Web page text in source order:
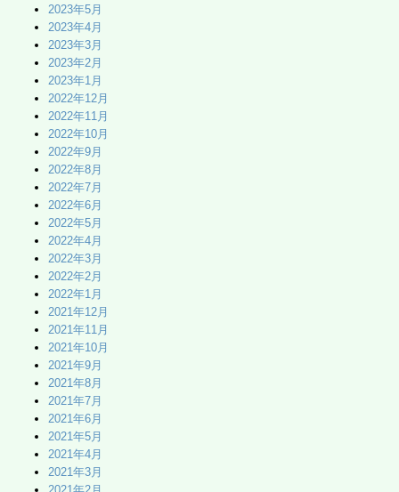
2023年5月
2023年4月
2023年3月
2023年2月
2023年1月
2022年12月
2022年11月
2022年10月
2022年9月
2022年8月
2022年7月
2022年6月
2022年5月
2022年4月
2022年3月
2022年2月
2022年1月
2021年12月
2021年11月
2021年10月
2021年9月
2021年8月
2021年7月
2021年6月
2021年5月
2021年4月
2021年3月